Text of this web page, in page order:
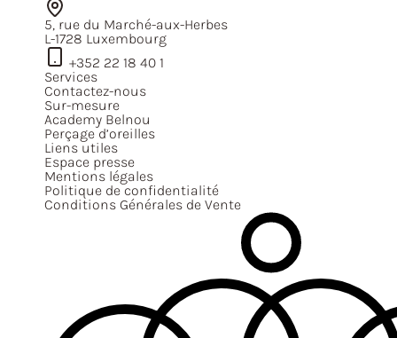
5, rue du Marché-aux-Herbes
L-1728 Luxembourg
+352 22 18 40 1
Services
Contactez-nous
Sur-mesure
Academy Belnou
Perçage d’oreilles
Liens utiles
Espace presse
Mentions légales
Politique de confidentialité
Conditions Générales de Vente